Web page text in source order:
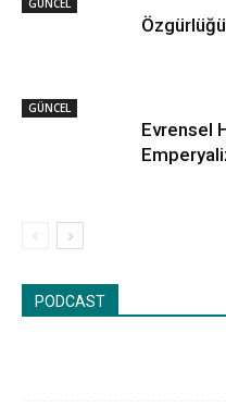
GÜNCEL
GÜNCEL
Evrensel
PODCAST